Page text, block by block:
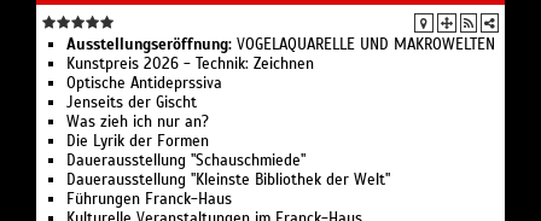
Ausstellungseröffnung: VOGELAQUARELLE UND MAKROWELTEN
Kunstpreis 2026 - Technik: Zeichnen
Optische Antideprssiva
Jenseits der Gischt
Was zieh ich nur an?
Die Lyrik der Formen
Dauerausstellung "Schauschmiede"
Dauerausstellung "Kleinste Bibliothek der Welt"
Führungen Franck-Haus